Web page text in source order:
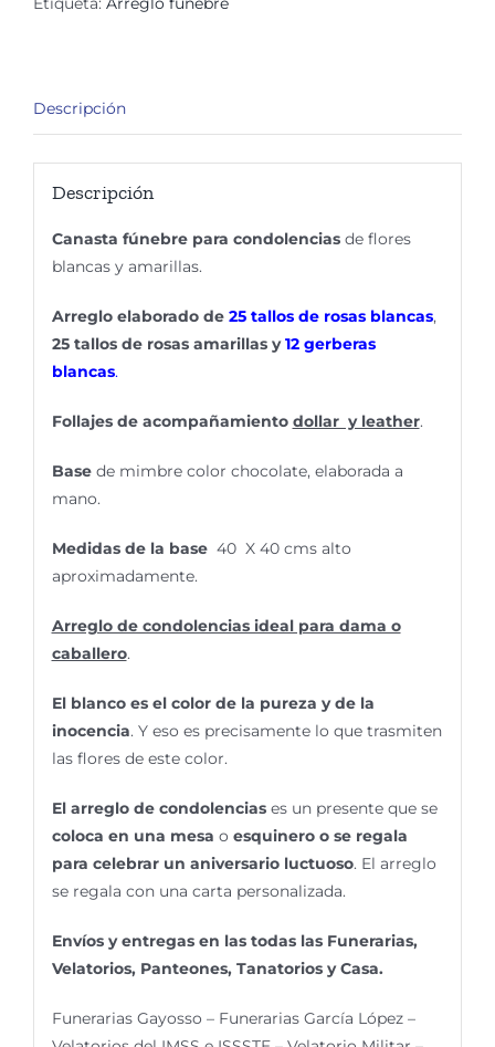
Descripción
Descripción
Canasta fúnebre para condolencias de flores
blancas y amarillas.
Arreglo elaborado de 25 tallos de rosas blancas,
25 tallos de rosas amarillas y12 gerberas
blancas.
Follajes de acompañamiento dollar y leather.
Base de mimbre color chocolate, elaborada a
mano.
Medidas de la base40 X 40 cms alto
aproximadamente.
Arreglo de condolencias ideal para dama o
caballero.
El blanco es el color de la pureza y de la
inocencia. Y eso es precisamente lo que trasmiten
las flores de este color.
El arreglo de condolenciases un presente que se
coloca en una mesa o esquinero o se regala
para celebrar un aniversario luctuoso. El arreglo
se regala con una carta personalizada.
Envíos y entregas en las todas las Funerarias,
Velatorios, Panteones, Tanatorios y Casa.
Funerarias Gayosso – Funerarias García López –